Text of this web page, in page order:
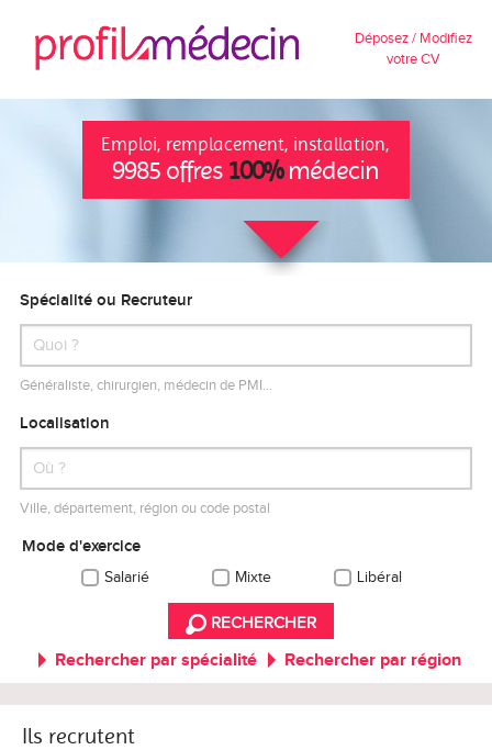
Déposez / Modifiez
votre CV
Emploi, remplacement, installation,
9985 offres 100%médecin
Spécialité ou Recruteur
Généraliste, chirurgien, médecin de PMI…
Localisation
Ville, département, région ou code postal
Mode d'exercice
Salarié Mixte Libéral
RECHERCHER
Rechercher par spécialité Rechercher par région
Ils recrutent